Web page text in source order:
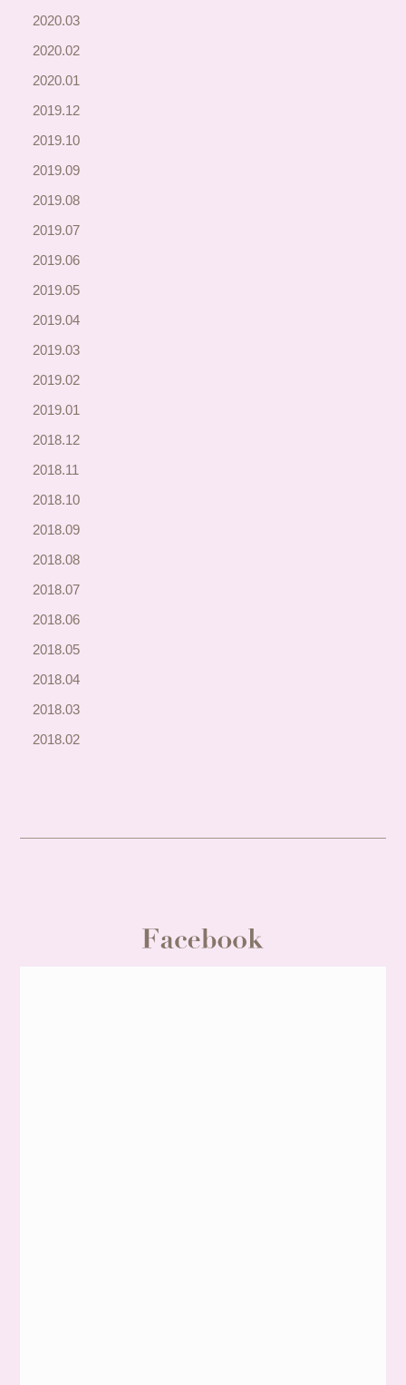
2020.03
2020.02
2020.01
2019.12
2019.10
2019.09
2019.08
2019.07
2019.06
2019.05
2019.04
2019.03
2019.02
2019.01
2018.12
2018.11
2018.10
2018.09
2018.08
2018.07
2018.06
2018.05
2018.04
2018.03
2018.02